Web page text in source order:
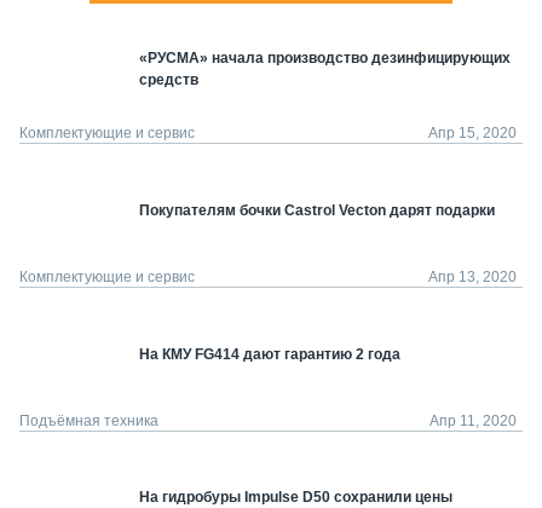
«РУСМА» начала производство дезинфицирующих
средств
Комплектующие и сервис Апр 15, 2020
Покупателям бочки Castrol Vecton дарят подарки
Комплектующие и сервис Апр 13, 2020
На КМУ FG414 дают гарантию 2 года
Подъёмная техника Апр 11, 2020
На гидробуры Impulse D50 сохранили цены